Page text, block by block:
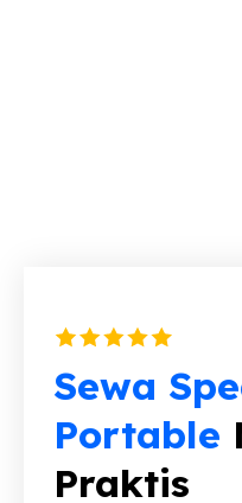
Sewa
Portable
Praktis